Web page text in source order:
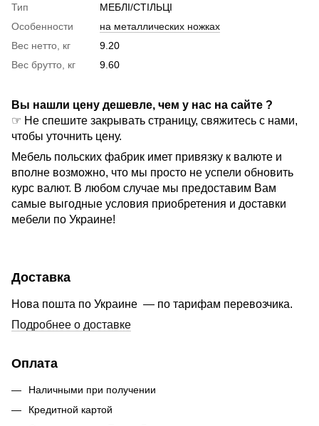
Тип
МЕБЛІ/СТІЛЬЦІ
Особенности
на металлических ножках
Вес нетто, кг
9.20
Вес брутто, кг
9.60
Вы нашли цену дешевле, чем у нас на сайте ?
☞ Не спешите закрывать страницу, свяжитесь с нами,
чтобы уточнить цену.
Мебель польских фабрик имет привязку к валюте и
вполне возможно, что мы просто не успели обновить
курс валют. В любом случае мы предоставим Вам
самые выгодные условия приобретения и доставки
мебели по Украине!
Доставка
Нова пошта по Украине — по тарифам перевозчика.
Подробнее о доставке
Оплата
Наличными при получении
Кредитной картой